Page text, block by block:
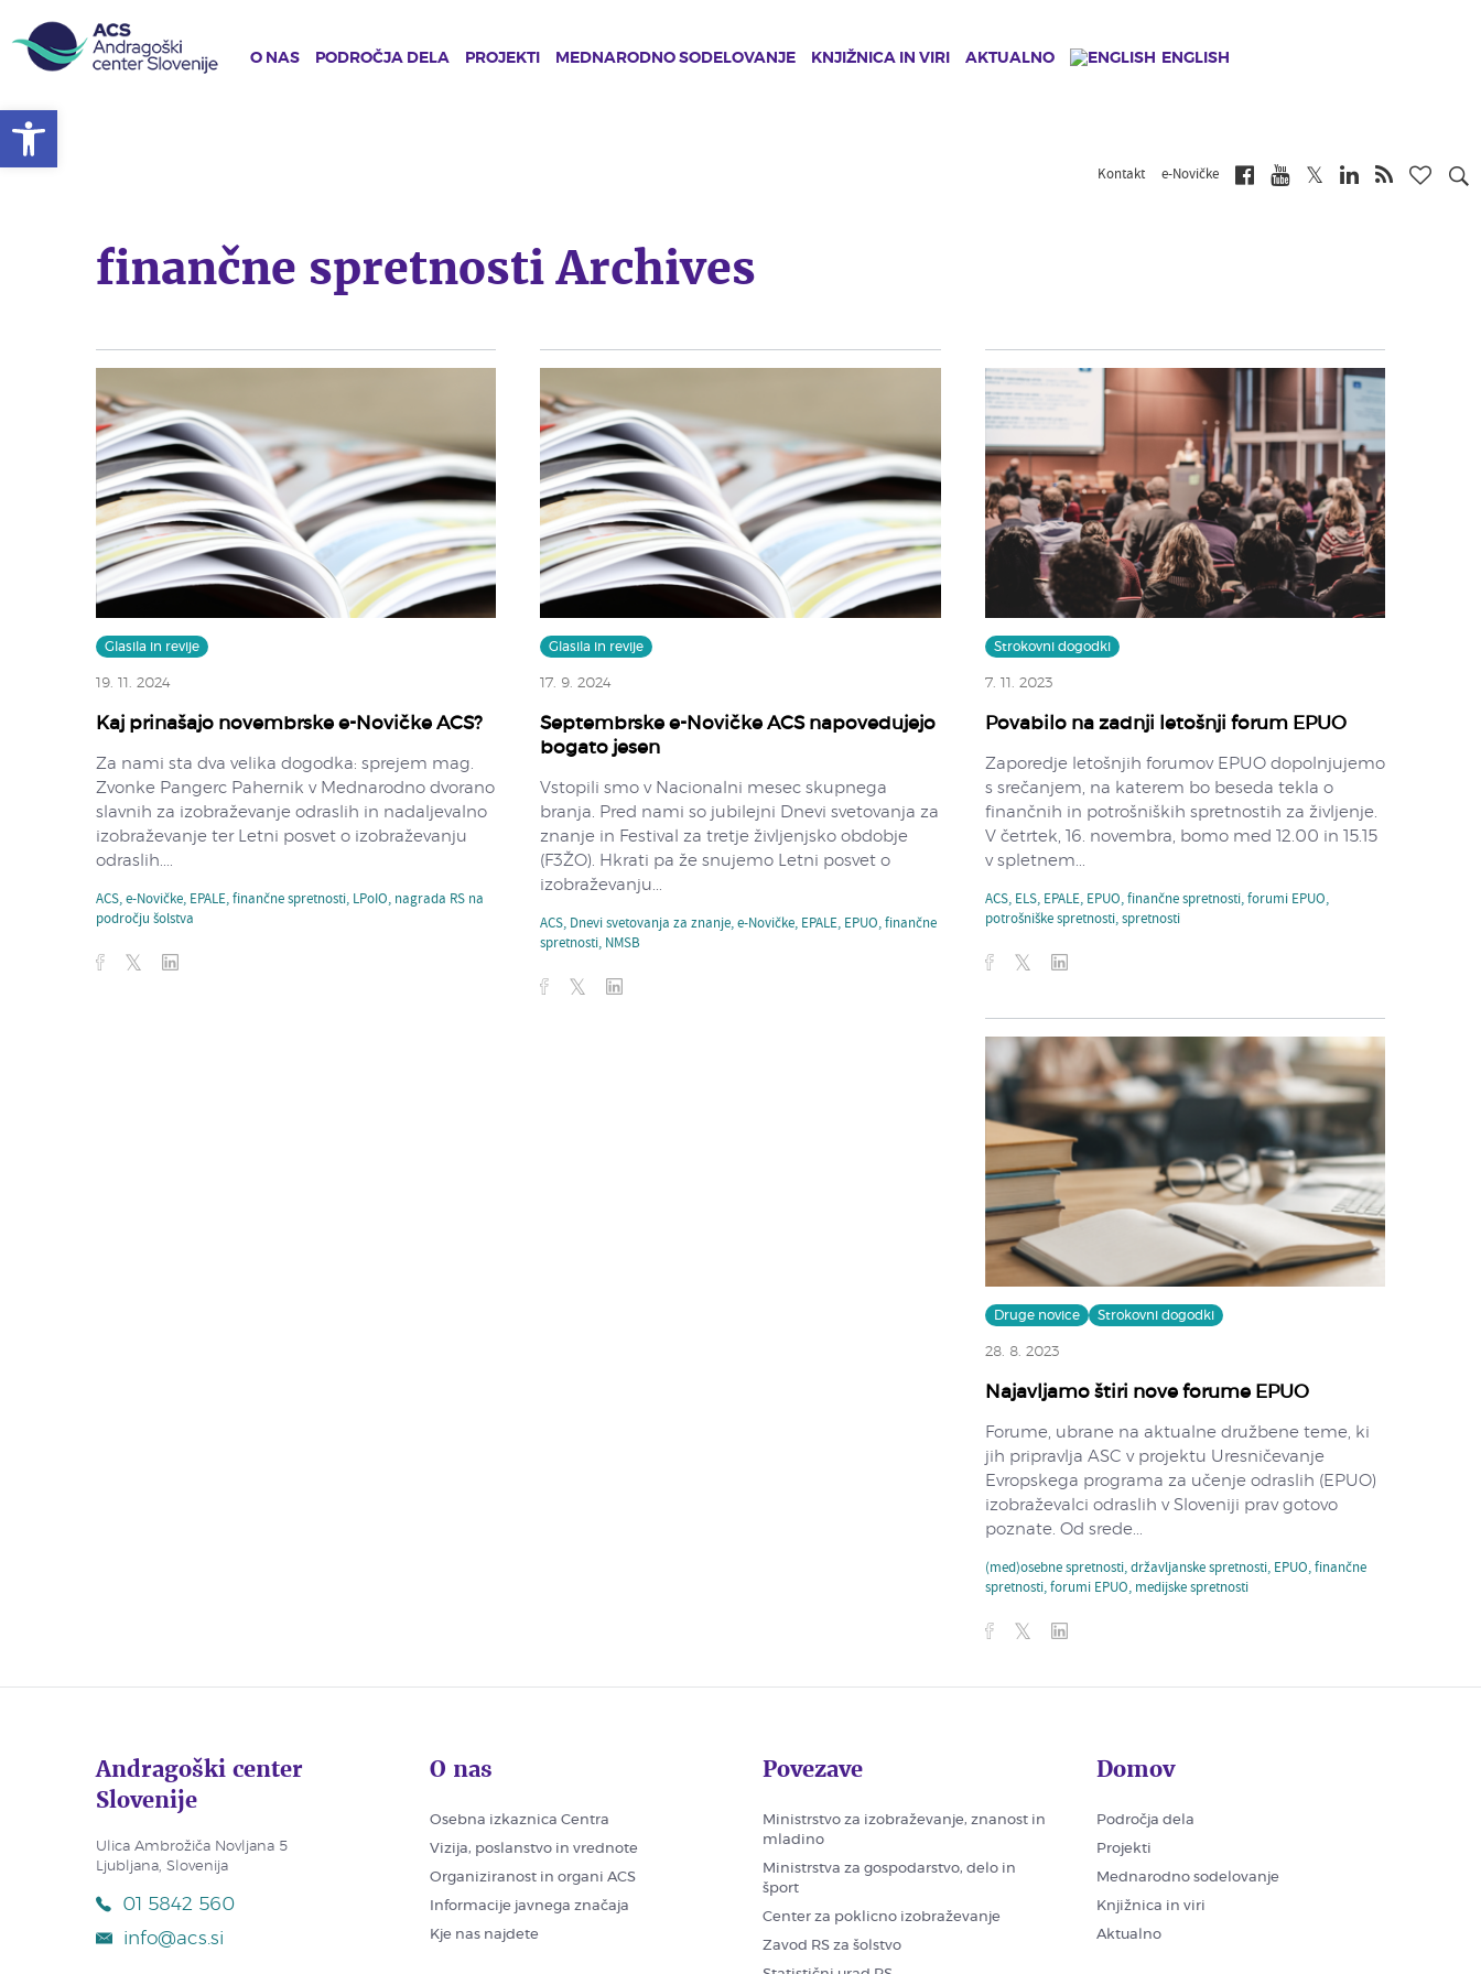
O NAS PODROČJA DELA PROJEKTI MEDNARODNO SODELOVANJE KNJIŽNICA IN VIRI AKTUALNO ENGLISH
Kontakt e-Novičke
finančne spretnosti Archives
Glasila in revije
19. 11. 2024
Kaj prinašajo novembrske e-Novičke ACS?
Za nami sta dva velika dogodka: sprejem mag.
Zvonke Pangerc Pahernik v Mednarodno dvorano
slavnih za izobraževanje odraslih in nadaljevalno
izobraževanje ter Letni posvet o izobraževanju
odraslih....
ACS,e-Novičke, EPALE,finančne spretnosti, LPoIO, nagrada RS na
področju šolstva
Glasila in revije
17. 9. 2024
Septembrske e-Novičke ACS napovedujejo
bogato jesen
Vstopili smo v Nacionalni mesec skupnega
branja. Pred nami so jubilejni Dnevi svetovanja za
znanje in Festival za tretje življenjsko obdobje
(F3ŽO). Hkrati pa že snujemo Letni posvet o
izobraževanju...
ACS, Dnevi svetovanja za znanje,e-Novičke, EPALE, EPUO,finančne
spretnosti, NMSB
Strokovni dogodki
7. 11. 2023
Povabilo na zadnji letošnji forum EPUO
Zaporedje letošnjih forumov EPUO dopolnjujemo
s srečanjem, na katerem bo beseda tekla o
finančnih in potrošniških spretnostih za življenje.
V četrtek, 16. novembra, bomo med 12.00 in 15.15
v spletnem...
ACS, ELS, EPALE, EPUO,finančne spretnosti,forumi EPUO,
potrošniške spretnosti,spretnosti
Druge novice Strokovni dogodki
28. 8. 2023
Najavljamo štiri nove forume EPUO
Forume, ubrane na aktualne družbene teme, ki
jih pripravlja ASC v projektu Uresničevanje
Evropskega programa za učenje odraslih (EPUO)
izobraževalci odraslih v Sloveniji prav gotovo
poznate. Od srede...
(med)osebne spretnosti,državljanske spretnosti, EPUO,finančne
spretnosti,forumi EPUO, medijske spretnosti
Andragoški center
Slovenije
Ulica Ambrožiča Novljana 5
Ljubljana, Slovenija
01 5842 560
info@acs.si
O nas
Osebna izkaznica Centra
Vizija, poslanstvo in vrednote
Organiziranost in organi ACS
Informacije javnega značaja
Kje nas najdete
Povezave
Ministrstvo za izobraževanje, znanost in
mladino
Ministrstva za gospodarstvo, delo in
šport
Center za poklicno izobraževanje
Zavod RS za šolstvo
Domov
Področja dela
Projekti
Mednarodno sodelovanje
Knjižnica in viri
Aktualno
Open toolbar